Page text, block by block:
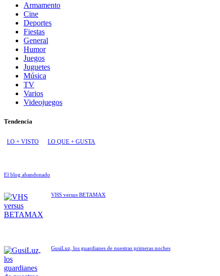
Armamento
Cine
Deportes
Fiestas
General
Humor
Juegos
Juguetes
Música
TV
Varios
Videojuegos
Tendencia
LO + VISTO LO QUE + GUSTA
El blog abandonado
VHS versus BETAMAX
GusiLuz, los guardianes de nuestras primeras noches